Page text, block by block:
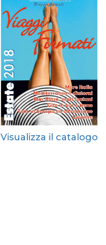
Visualizza il catalogo